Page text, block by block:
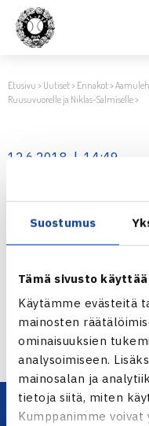
Suostumus
Tämä sivusto
Käytämme evästeitä
mainosten
ominaisuuksien
analysoimiseen.
mainosalan ja
tietoja siitä, miten
Kumppanimme
Etusivu > Uutiset> Ennakot>
Ruusuvuorelle ja Niklas-Salmiselle>
12.6.2018 | 14:49
Jaa:
← Edellinen